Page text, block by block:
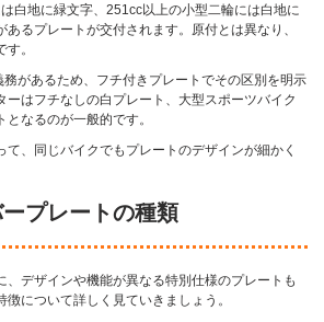
白地に緑文字、251cc以上の小型二輪には白地に
るプレートが交付されます。原付とは異なり、
。
があるため、フチ付きプレートでその区別を明示
ーはフチなしの白プレート、大型スポーツバイク
なるのが一般的です。
て、同じバイクでもプレートのデザインが細かく
プレートの種類
、デザインや機能が異なる特別仕様のプレートも
について詳しく見ていきましょう。